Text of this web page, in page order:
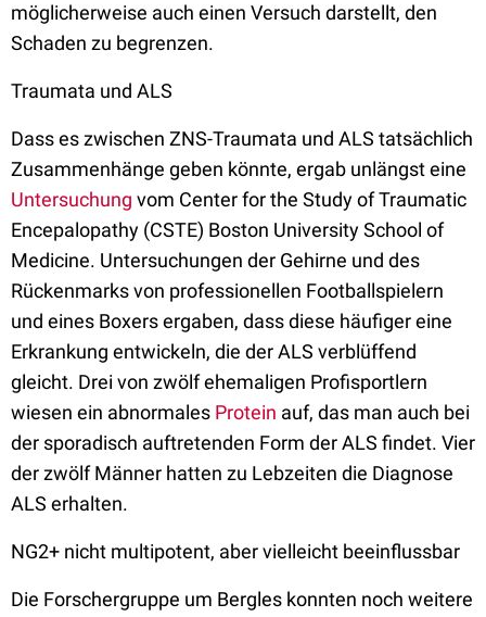
möglicherweise auch einen Versuch darstellt, den
Schaden zu begrenzen.
Traumata und ALS
Dass es zwischen ZNS-Traumata und ALS tatsächlich
Zusammenhänge geben könnte, ergab unlängst eine
Untersuchung vom Center for the Study of Traumatic
Encepalopathy (CSTE) Boston University School of
Medicine. Untersuchungen der Gehirne und des
Rückenmarks von professionellen Footballspielern
und eines Boxers ergaben, dass diese häufiger eine
Erkrankung entwickeln, die der ALS verblüffend
gleicht. Drei von zwölf ehemaligen Profisportlern
wiesen ein abnormales Protein auf, das man auch bei
der sporadisch auftretenden Form der ALS findet. Vier
der zwölf Männer hatten zu Lebzeiten die Diagnose
ALS erhalten.
NG2+ nicht multipotent, aber vielleicht beeinflussbar
Die Forschergruppe um Bergles konnten noch weitere